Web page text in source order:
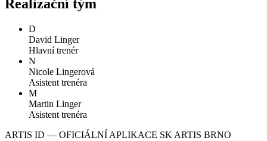
Realizační tým
D
David Linger
Hlavní trenér
N
Nicole Lingerová
Asistent trenéra
M
Martin Linger
Asistent trenéra
ARTIS ID — OFICIÁLNÍ APLIKACE SK ARTIS BRNO